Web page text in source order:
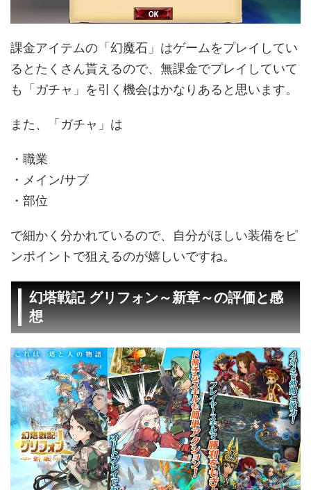
課金アイテムの「幻魔石」はゲームをプレイしてい
るとたくさん貰えるので、無課金でプレイしていて
も「ガチャ」を引く機会はかなりあると思います。
また、「ガチャ」は
・職業
・メイン/サブ
・部位
で細かく分かれているので、自分がほしい装備をピ
ンポイントで狙えるのが嬉しいですね。
幻塔戦記 グリフォン～新章～の評価と感
想